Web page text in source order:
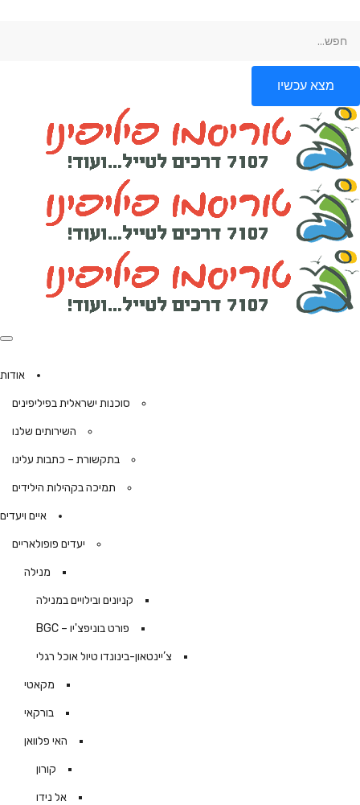
מצא עכשיו
אודות
סוכנות ישראלית בפיליפינים
השירותים שלנו
בתקשורת – כתבות עלינו
תמיכה בקהילות הילידים
איים ויעדים
יעדים פופולאריים
מנילה
קניונים ובילויים במנילה
פורט בוניפצ'יו – BGC
צ’יינטאון-בינונדו טיול אוכל רגלי
מקאטי
בורקאי
האי פלוואן
קורון
אל נידו